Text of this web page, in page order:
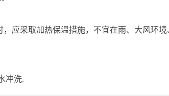
采取加热保温措施，不宜在雨、大风环境
冲洗.